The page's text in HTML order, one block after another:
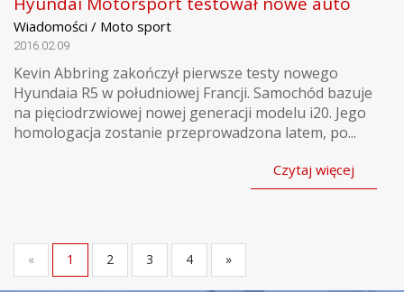
Wiadomości / Moto sport
2016.02.09
Kevin Abbring zakończył pierwsze testy nowego
Hyundaia R5 w południowej Francji. Samochód bazuje
na pięciodrzwiowej nowej generacji modelu i20. Jego
homologacja zostanie przeprowadzona latem, po...
Czytaj więcej
« 1 2 3 4 »